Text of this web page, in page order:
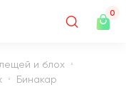
0
и блох
Бинакар